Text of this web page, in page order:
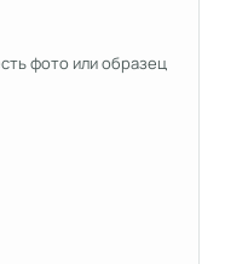
фото или образец